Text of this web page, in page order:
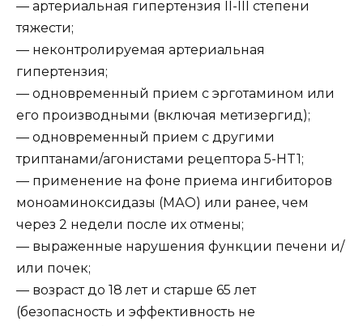
— артериальная гипертензия II-III степени
тяжести;
— неконтролируемая артериальная
гипертензия;
— одновременный прием с эрготамином или
его производными (включая метизергид);
— одновременный прием с другими
триптанами/агонистами рецептора 5-HT1;
— применение на фоне приема ингибиторов
моноаминоксидазы (МАО) или ранее, чем
через 2 недели после их отмены;
— выраженные нарушения функции печени и/
или почек;
— возраст до 18 лет и старше 65 лет
(безопасность и эффективность не